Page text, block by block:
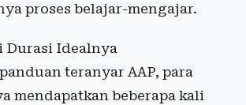
proses belajar-mengajar.
Durasi Idealnya
teranyar AAP, para
mendapatkan beberapa kali